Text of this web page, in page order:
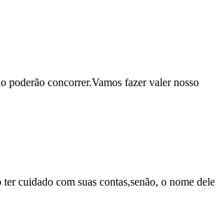
poderão concorrer.Vamos fazer valer nosso
cuidado com suas contas,senão, o nome dele